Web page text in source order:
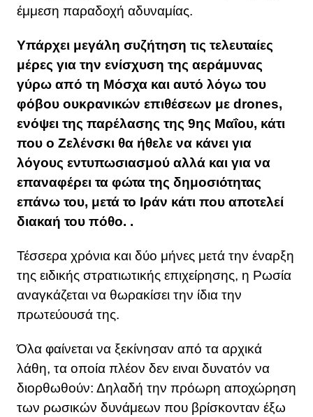
έμμεση παραδοχή αδυναμίας.
Υπάρχει μεγάλη συζήτηση τις τελευταίες
μέρες για την ενίσχυση της αεράμυνας
γύρω από τη Μόσχα και αυτό λόγω του
φόβου ουκρανικών επιθέσεων με drones,
ενόψει της παρέλασης της 9ης Μαΐου, κάτι
που ο Ζελένσκι θα ήθελε να κάνει για
λόγους εντυπωσιασμού αλλά και για να
επαναφέρει τα φώτα της δημοσιότητας
επάνω του, μετά το Ιράν κάτι που αποτελεί
διακαή του πόθο. .
Τέσσερα χρόνια και δύο μήνες μετά την έναρξη
της ειδικής στρατιωτικής επιχείρησης, η Ρωσία
αναγκάζεται να θωρακίσει την ίδια την
πρωτεύουσά της.
Όλα φαίνεται να ξεκίνησαν από τα αρχικά
λάθη, τα οποία πλέον δεν ειναι δυνατόν να
διορθωθούν: Δηλαδή την πρόωρη αποχώρηση
των ρωσικών δυνάμεων που βρίσκονταν έξω